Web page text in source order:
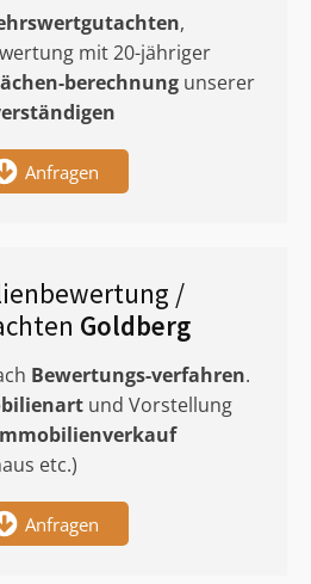
,
mit 20-jähriger
berechnung unserer
Anfragen
/
Goldberg
Bewertungs-verfahren.
und Vorstellung
etc.)
Anfragen